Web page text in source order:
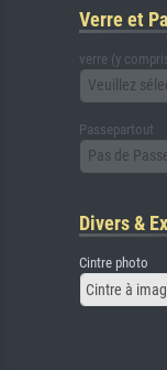
Verre et
verre (y
Veuillez
Passepartout
Pas de
Divers &
Cintre photo
Cintre à